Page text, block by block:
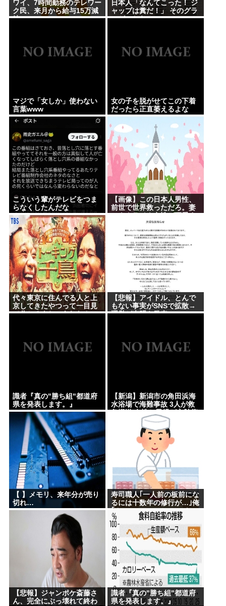
ワイ、7時間勤務のテレワー
ク民、来月から給与15万減
給
日本人「なんてこった！ ジ
ャップは糞だ！」 そのグラ
フがこちら。
マジで「女しか」使わない
言葉www
女の子を脱がせてこの下着
だったら正直萎えるよな
こういう輩がテレビをつま
らなくしたんだな
【画像】この日本人男性、
前世で世界救っただろ。妻
代々東京に住んでる人と上
京してきたやつって一目見
て分かるよね。あれなん
【悲報】アイドル、とんで
もない事実がSNSで拡散→
運営が声明を発表www
識者『真の"勝ち組"都道府
県を発表します。』
【新潟】新潟市の角田浜海
水浴場で海難事故 3人が救
急搬送 女性と男児が心肺停
止 男性は意識あり
【 】メモリ、来年分が売り
切れ…
寿司職人｢一人前の板前にな
るには十数年の修行が…｣俺
｢ん、スシローでいいっしょ
(笑)あんまかわんねｗ｣
【悲報】ジャンポケ斎藤さ
ん、完全にぶっ壊れて終わ
識者『真の"勝ち組"都道府
県を発表します。』